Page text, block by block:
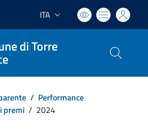
Lingua attiva:
ITA
di Torre
/ Performance
premi / 2024